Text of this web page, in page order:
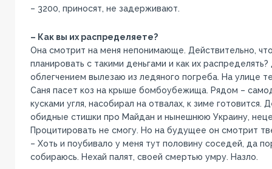
– 3200, приносят, не задерживают.
– Как вы их распределяете?
Она смотрит на меня непонимающе. Действительно,
планировать с такими деньгами и как их
облегчением вылезаю из ледяного погреба. На улице
Саня пасет коз на крыше бомбоубежища. Рядом –
кусками угля, насобирал на отвалах, к зиме готовится.
обидные стишки про Майдан и нынешнюю Украину,
Процитировать не смогу. Но на будущее он смотрит
– Хоть и поубивало у меня тут половину соседей, да
собираюсь. Нехай палят, своей смертью умру. Назло.